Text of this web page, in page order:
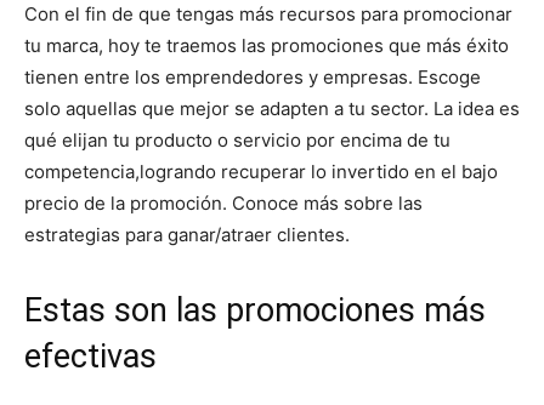
Con el fin de que tengas más recursos para promocionar
tu marca, hoy te traemos las promociones que más éxito
tienen entre los emprendedores y empresas. Escoge
solo aquellas que mejor se adapten a tu sector. La idea es
qué elijan tu producto o servicio por encima de tu
competencia,logrando recuperar lo invertido en el bajo
precio de la promoción. Conoce más sobre las
estrategias para ganar/atraer clientes.
Estas son las promociones más
efectivas